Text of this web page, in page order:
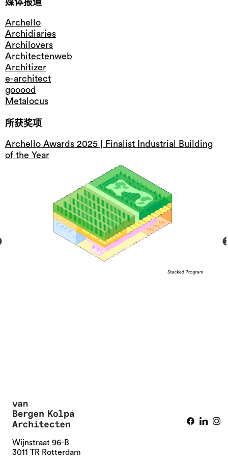
媒体报道
Archello
Archidiaries
Archilovers
Architectenweb
Architizer
e-architect
gooood
Metalocus
所获奖项
Archello Awards 2025 | Finalist Industrial Building
of the Year
Wijnstraat 96-B
3011 TR Rotterdam